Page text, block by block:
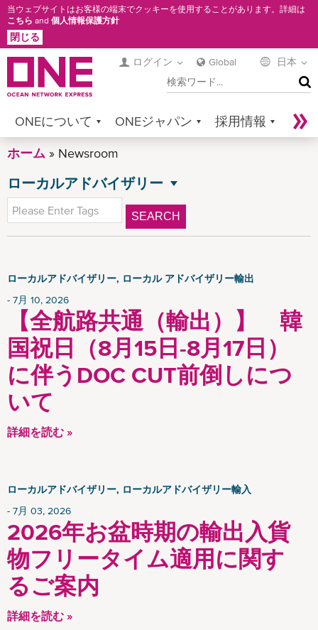
メ
イ
ン
テ
に
動
当ウェブサイトはお客様の端末でクッキーを使用することがあります。詳細は
こちら and 個人情報保護方針
閉じる
ログイン Global 日本
検
索
ONEについて ONEジャパン 採用情報
サービス コンタクト
Newsroom Digital Solutions
Service Provider Login
ホーム Newsroom
NEWSROOM
ローカルアドバイザリー
全てのニュース
プレスリリース
ローカルアドバイザリー輸入
ローカル アドバイザリー輸出
CSR News
News
Insights
SEARCH
ローカルアドバイザリー, ローカル アドバイザリー輸出
7月 10, 2026
【全航路共通（輸出）】 韓
国祝日（8月15日-8月17日）
に伴うDOC CUT前倒しにつ
いて
詳細を読む »
ローカルアドバイザリー, ローカルアドバイザリー輸入
7月 03, 2026
2026年お盆時期の輸出入貨
物フリータイム適用に関す
るご案内
詳細を読む »